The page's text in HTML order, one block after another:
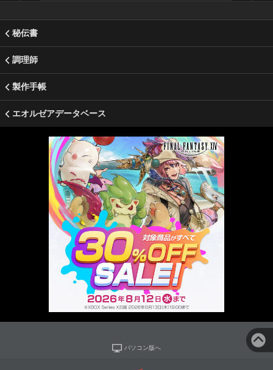
秘伝書
調理師
製作手帳
エオルゼアデータベース
パソコン版へ